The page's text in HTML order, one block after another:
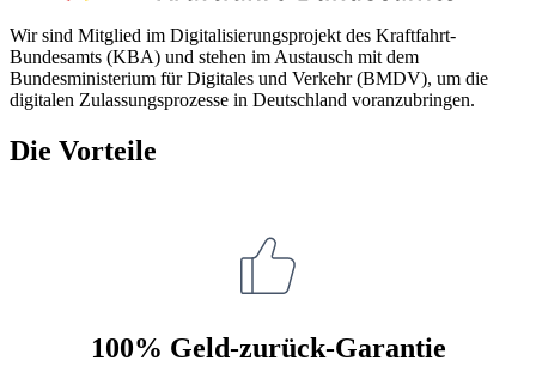
Wir sind Mitglied im Digitalisierungsprojekt des Kraftfahrt-
Bundesamts (KBA) und stehen im Austausch mit dem
Bundesministerium für Digitales und Verkehr (BMDV), um die
digitalen Zulassungsprozesse in Deutschland voranzubringen.
Die Vorteile
100% Geld-zurück-Garantie